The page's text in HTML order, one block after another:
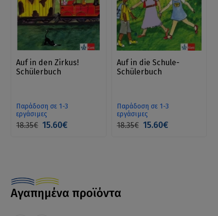
Auf in den Zirkus!
Schülerbuch
Παράδοση σε 1-3
εργάσιμες
18.35€ 15.60€
Auf in die Schule-
Schülerbuch
Παράδοση σε 1-3
εργάσιμες
18.35€ 15.60€
Αγαπημένα προϊόντα